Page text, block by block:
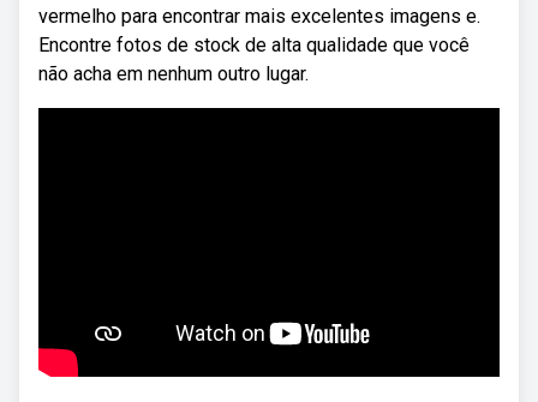
vermelho para encontrar mais excelentes imagens e.
Encontre fotos de stock de alta qualidade que você
não acha em nenhum outro lugar.